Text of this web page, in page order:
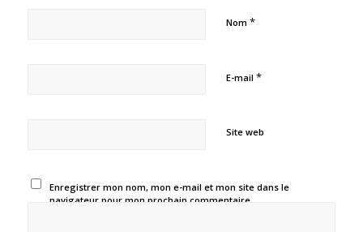
Nom *
E-mail *
Site web
Enregistrer mon nom, mon e-mail et mon site dans le
navigateur pour mon prochain commentaire.